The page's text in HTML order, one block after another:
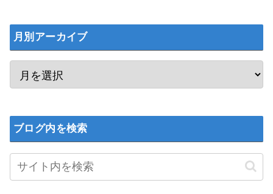
月別アーカイブ
ブログ内を検索